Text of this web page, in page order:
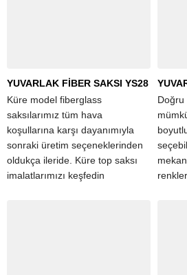
YUVARLAK FİBER SAKSI YS28
Küre model fiberglass
saksılarımız tüm hava
koşullarına karşı dayanımıyla
sonraki üretim seçeneklerinden
oldukça ileride. Küre top saksı
imalatlarımızı keşfedin
Doğru